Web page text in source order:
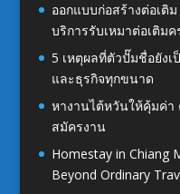
ออกแบบก่อสร้างต่อเติ
บริการรับเหมาต่อเติมค
5 เหตุผลที่ตัวปั๊มชื่อยัง
และธุรกิจทุกขนาด
หางานไต้หวันให้คุ้มค่
สมัครงาน
Homestay in Chiang
Beyond Ordinary